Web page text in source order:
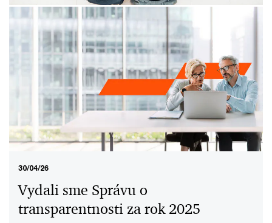
18/05/26
Elektronická fakturácia zjednoduší
podnikateľom spracovanie faktúr
BRATISLAVA, 15. mája 2026 – Daňové vykazovanie sa
stáva zložitejším a časovo náročnejším. Zhodli sa na
tom zúčastnení na podujatí PwC o transparentnej
budúcnosti daní Tax TRUSTparency Summit.
30/04/26
Vydali sme Správu o
transparentnosti za rok 2025